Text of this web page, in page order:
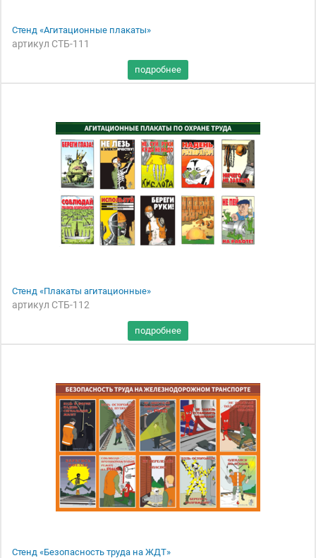
Стенд «Агитационные плакаты»
артикул СТБ-111
Стенд «Плакаты агитационные»
артикул СТБ-112
Стенд «Безопасность труда на ЖДТ»